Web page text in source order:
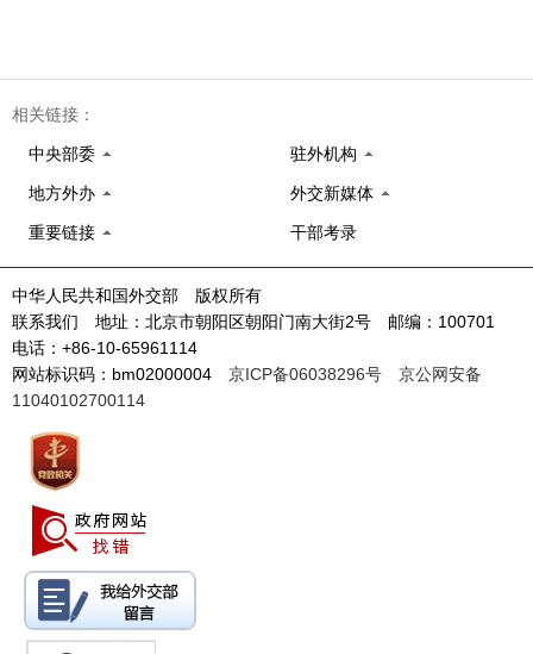
相关链接：
中央部委 驻外机构
地方外办 外交新媒体
重要链接 干部考录
中华人民共和国外交部 版权所有
联系我们 地址：北京市朝阳区朝阳门南大街2号 邮编：100701
电话：+86-10-65961114
网站标识码：bm02000004 京ICP备06038296号
京公网安备
11040102700114